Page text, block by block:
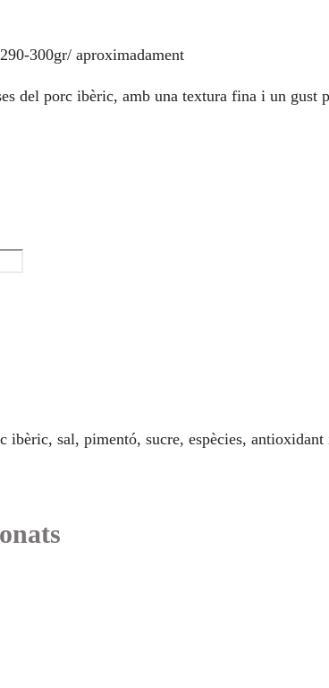
290-300gr/ aproximadament
del porc ibèric, amb una textura fina i un gust
ibèric, sal, pimentó, sucre, espècies, antioxidant